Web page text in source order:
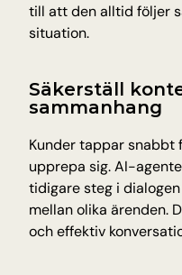
till att den alltid följer
situation.
Säkerställ
sammanhang
Kunder tappar snabbt
upprepa sig. AI-
tidigare steg i
mellan olika ärenden.
och effektiv